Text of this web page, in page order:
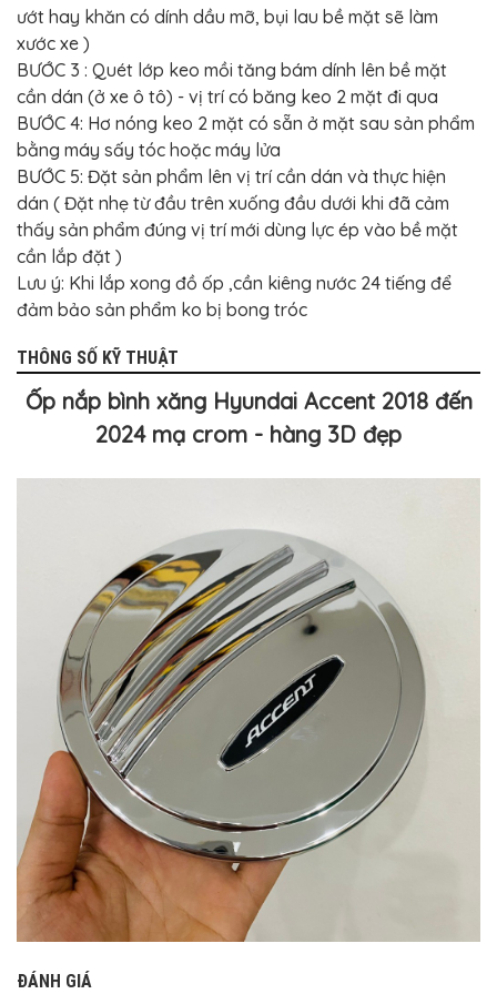
BỌC
GHẾ
DA
Ô
TÔ
PHỤ
KIỆN
XE
CAO
CẤP
ĐỒ
CHƠI
XE
ĐẠP
ĐỒ
CÔNG
KHÁC
ướt hay khăn có dính dầu mỡ, bụi lau bề mặt sẽ làm
xước xe )
BƯỚC 3 : Quét lớp keo mồi tăng bám dính lên bề mặt
cần dán (ở xe ô tô) - vị trí có băng keo 2 mặt đi qua
BƯỚC 4: Hơ nóng keo 2 mặt có sẵn ở mặt sau sản phẩm
bằng máy sấy tóc hoặc máy lửa
BƯỚC 5: Đặt sản phẩm lên vị trí cần dán và thực hiện
dán ( Đặt nhẹ từ đầu trên xuống đầu dưới khi đã cảm
thấy sản phẩm đúng vị trí mới dùng lực ép vào bề mặt
cần lắp đặt )
Lưu ý: Khi lắp xong đồ ốp ,cần kiêng nước 24 tiếng để
đảm bảo sản phẩm ko bị bong tróc
THÔNG SỐ KỸ THUẬT
Ốp nắp bình xăng Hyundai Accent 2018 đến
2024 mạ crom - hàng 3D đẹp
ĐÁNH GIÁ